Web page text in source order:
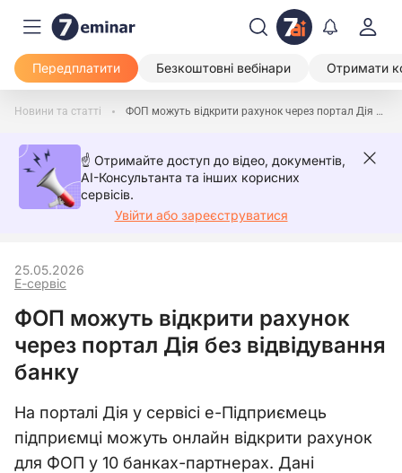
Передплатити Безкоштовні вебінари Отримати
Новини та статті ФОП можуть відкрити рахунок через портал Дія без відвідування банку
☝️ Отримайте доступ до відео, документів,
AI-Консультанта та інших корисних
сервісів.
Увійти або зареєструватися
Е-сервіс
25.05.2026
ФОП можуть відкрити рахунок
через портал Дія без відвідування
банку
На порталі Дія у сервісі е-Підприємець
підприємці можуть онлайн відкрити рахунок
для ФОП у 10 банках-партнерах. Дані